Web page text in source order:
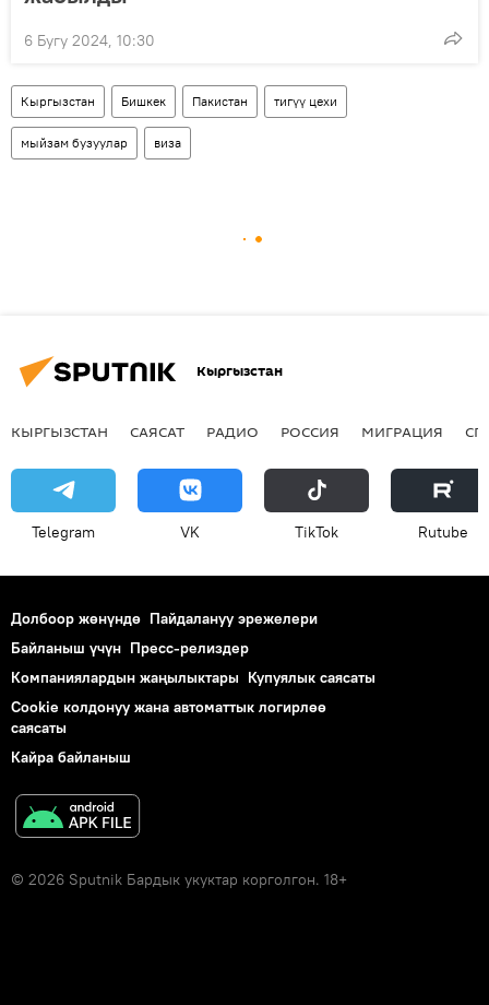
6 Бугу 2024, 10:30
Кыргызстан Бишкек Пакистан тигүү цехи
мыйзам бузуулар виза
Кыргызстан
КЫРГЫЗСТАН САЯСАТ РАДИО РОССИЯ МИГРАЦИЯ
Telegram VK ТikТоk Rutube
Долбоор жөнүндө Пайдалануу эрежелери
Байланыш үчүн Пресс-релиздер
Компаниялардын жаңылыктары Купуялык саясаты
Cookie колдонуу жана автоматтык логирлөө
саясаты
Кайра байланыш
© 2026 Sputnik Бардык укуктар корголгон. 18+